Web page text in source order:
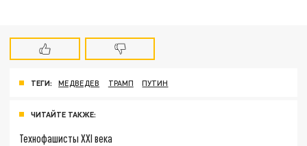
ТЕГИ: МЕДВЕДЕВ ТРАМП ПУТИН
ЧИТАЙТЕ ТАКЖЕ:
Технофашисты XXI века